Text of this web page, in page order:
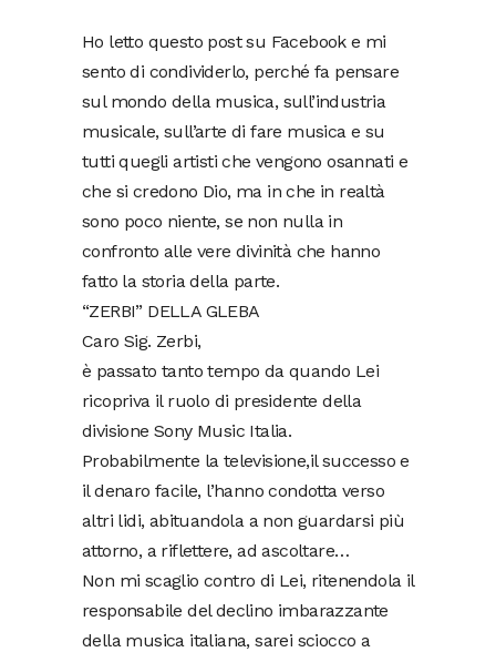
Ho letto questo post su Facebook e mi
sento di condividerlo, perché fa pensare
sul mondo della musica, sull’industria
musicale, sull’arte di fare musica e su
tutti quegli artisti che vengono osannati e
che si credono Dio, ma in che in realtà
sono poco niente, se non nulla in
confronto alle vere divinità che hanno
fatto la storia della parte.
“ZERBI” DELLA GLEBA
Caro Sig. Zerbi,
è passato tanto tempo da quando Lei
ricopriva il ruolo di presidente della
divisione Sony Music Italia.
Probabilmente la televisione,il successo e
il denaro facile, l’hanno condotta verso
altri lidi, abituandola a non guardarsi più
attorno, a riflettere, ad ascoltare…
Non mi scaglio contro di Lei, ritenendola il
responsabile del declino imbarazzante
della musica italiana, sarei sciocco a